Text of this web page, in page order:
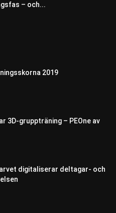
– och...
2019
3D-gruppträning – PEOne av
digitaliserar deltagar- och